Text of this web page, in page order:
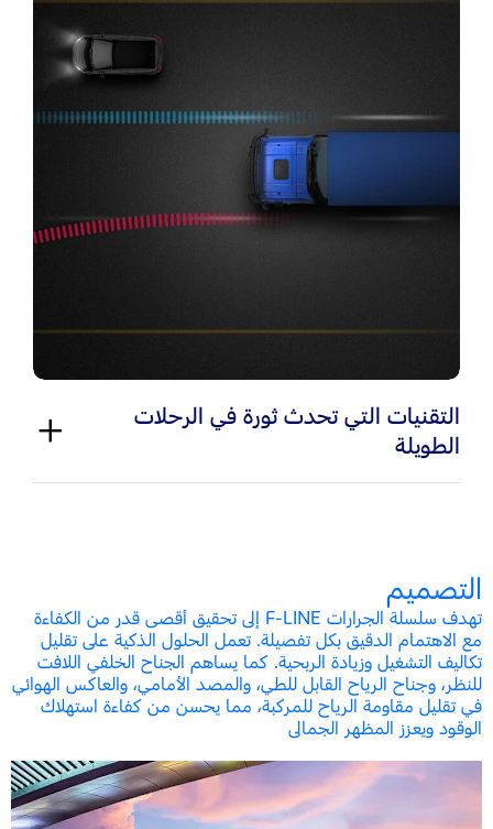
التقنيات التي تحدث ثورة في الرحلات
الطويلة
التصميم
تهدف سلسلة الجرارات F-LINE إلى تحقيق أقصى قدر من الكفاءة
مع الاهتمام الدقيق بكل تفصيلة. تعمل الحلول الذكية على تقليل
تكاليف التشغيل وزيادة الربحية. كما يساهم الجناح الخلفي اللافت
للنظر، وجناح الرياح القابل للطي، والمصد الأمامي، والعاكس الهوائي
في تقليل مقاومة الرياح للمركبة، مما يحسن من كفاءة استهلاك
الوقود ويعزز المظهر الجمالى